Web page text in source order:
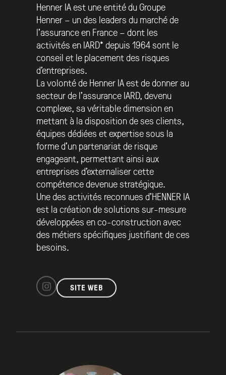
Henner IA est une entité du Groupe
Henner – un des leaders du marché de
l’assurance en France – dont les
activités en IARD* depuis 1964 sont le
conseil et le placement des risques
d’entreprises.
La volonté de Henner IA est de donner au
secteur de l’assurance IARD, devenu
complexe, sa véritable dimension en
mettant à la disposition de ses clients,
équipes dédiées et expertise sous la
forme d’un partenariat de risque
engageant, permettant ainsi aux
entreprises d’externaliser cette
compétence devenue stratégique.
Une des activités reconnues d’HENNER IA
est la création de solutions sur-mesure
développées en co-construction avec
des métiers spécifiques justifiant de ces
besoins.
SITE WEB